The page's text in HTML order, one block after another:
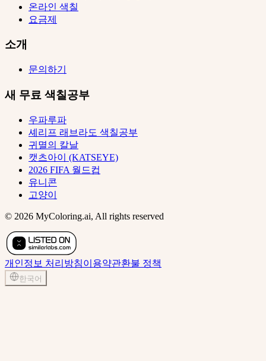
온라인 색칠
요금제
소개
문의하기
새 무료 색칠공부
우파루파
셰리프 래브라도 색칠공부
귀멸의 칼날
캣츠아이 (KATSEYE)
2026 FIFA 월드컵
유니콘
고양이
© 2026 MyColoring.ai, All rights reserved
개인정보 처리방침이용약관환불 정책
한국어